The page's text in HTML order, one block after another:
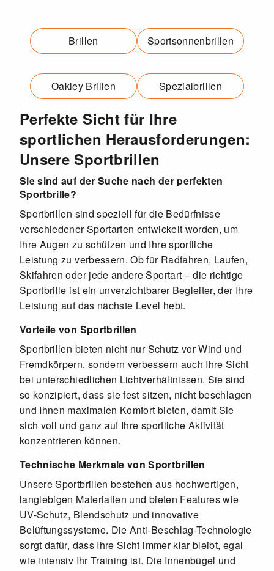
Brillen Sportsonnenbrillen
Oakley Brillen Spezialbrillen
Perfekte Sicht für Ihre
sportlichen Herausforderungen:
Unsere Sportbrillen
Sie sind auf der Suche nach der perfekten
Sportbrille?
Sportbrillen sind speziell für die Bedürfnisse
verschiedener Sportarten entwickelt worden, um
Ihre Augen zu schützen und Ihre sportliche
Leistung zu verbessern. Ob für Radfahren, Laufen,
Skifahren oder jede andere Sportart – die richtige
Sportbrille ist ein unverzichtbarer Begleiter, der Ihre
Leistung auf das nächste Level hebt.
Vorteile von Sportbrillen
Sportbrillen bieten nicht nur Schutz vor Wind und
Fremdkörpern, sondern verbessern auch Ihre Sicht
bei unterschiedlichen Lichtverhältnissen. Sie sind
so konzipiert, dass sie fest sitzen, nicht beschlagen
und Ihnen maximalen Komfort bieten, damit Sie
sich voll und ganz auf Ihre sportliche Aktivität
konzentrieren können.
Technische Merkmale von Sportbrillen
Unsere Sportbrillen bestehen aus hochwertigen,
langlebigen Materialien und bieten Features wie
UV-Schutz, Blendschutz und innovative
Belüftungssysteme. Die Anti-Beschlag-Technologie
sorgt dafür, dass Ihre Sicht immer klar bleibt, egal
wie intensiv Ihr Training ist. Die Innenbügel und